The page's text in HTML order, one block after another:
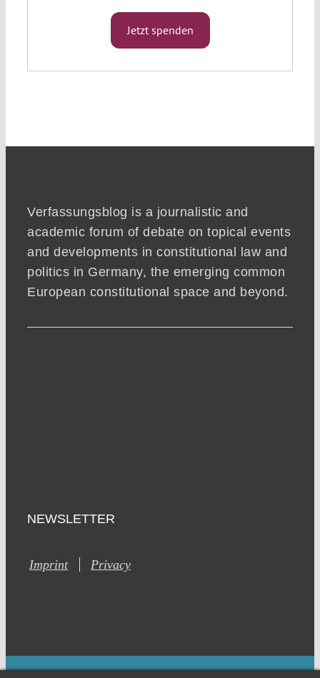
Jetzt spenden
Verfassungsblog is a journalistic and
academic forum of debate on topical events
and developments in constitutional law and
politics in Germany, the emerging common
European constitutional space and beyond.
NEWSLETTER
Imprint Privacy